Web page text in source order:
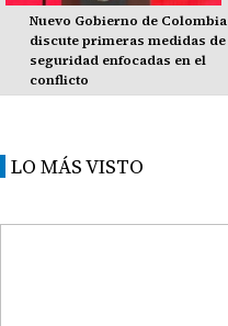
Nuevo Gobierno de Colombia
discute primeras medidas de
seguridad enfocadas en el
conflicto
LO MÁS VISTO